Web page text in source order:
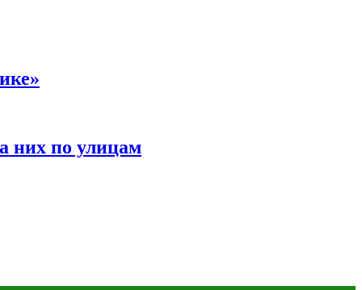
них по улицам